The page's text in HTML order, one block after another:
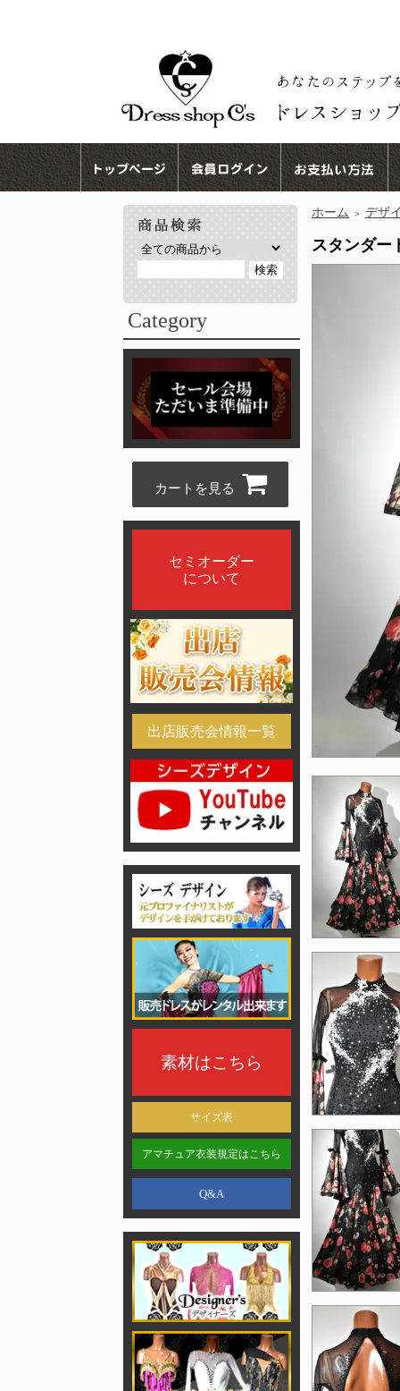
Category
カートを見る
セミオーダー
について
出店販売会情報一覧
素材はこちら
サイズ表
アマチュア衣装規定はこちら
Q&A
ホーム ＞ デザ
スタンダー